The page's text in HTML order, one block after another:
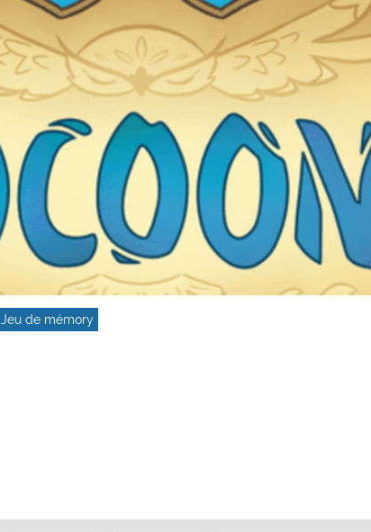
Jeu de mémory